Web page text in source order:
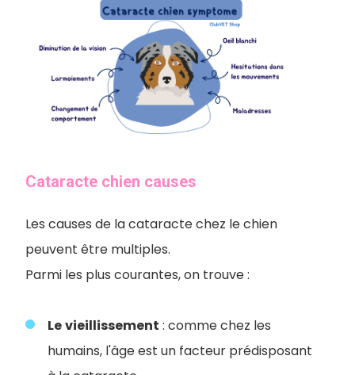
Cataracte chien causes
Les causes de la cataracte chez le chien
peuvent être multiples.
Parmi les plus courantes, on trouve :
Levieillissement : comme chez les
humains, l'âge est un facteur prédisposant